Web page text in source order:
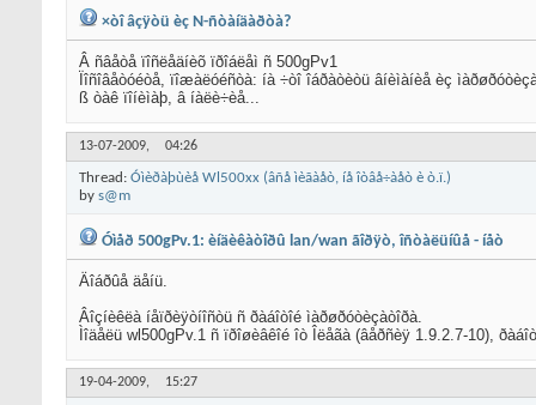
×òî âçÿòü èç N-ñòàíäàðòà?
Â ñâåòå ïîñëåäíèõ ïðîáëåì ñ 500gPv1
Ïîñîâåòóéòå, ïîæàëóéñòà: íà ÷òî îáðàòèòü âíèìàíèå èç
ß òàê ïîíèìàþ, â íàëè÷èå...
13-07-2009, 04:26
Thread: Óìèðàþùèå Wl500xx (âñå ìèãàåò, íå îòâå÷àåò è ò.ï.)
by s@m
Óìåð 500gPv.1: èíäèêàòîðû lan/wan ãîðÿò, îñòàëüíûå - íåò
Äîáðûå äåíü.
Âîçíèêëà íåïðèÿòíîñòü ñ ðàáîòîé ìàðøðóòèçàòîðà.
Ìîäåëü wl500gPv.1 ñ ïðîøèâêîé îò Îëåãà (âåðñèÿ 1.9.2.7-10),
19-04-2009, 15:27